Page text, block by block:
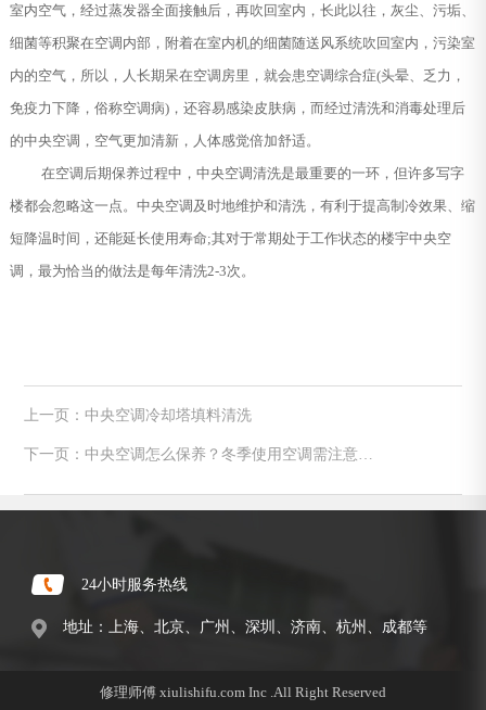
室内空气，经过蒸发器全面接触后，再吹回室内，长此以往，灰尘、污垢、
细菌等积聚在空调内部，附着在室内机的细菌随送风系统吹回室内，污染室
内的空气，所以，人长期呆在空调房里，就会患空调综合症(头晕、乏力，
免疫力下降，俗称空调病)，还容易感染皮肤病，而经过清洗和消毒处理后
的中央空调，空气更加清新，人体感觉倍加舒适。
在空调后期保养过程中，中央空调清洗是最重要的一环，但许多写字
楼都会忽略这一点。中央空调及时地维护和清洗，有利于提高制冷效果、缩
短降温时间，还能延长使用寿命;其对于常期处于工作状态的楼宇中央空
调，最为恰当的做法是每年清洗2-3次。
上一页：中央空调冷却塔填料清洗
下一页：中央空调怎么保养？冬季使用空调需注意这
24小时服务热线
地址：上海、北京、广州、深圳、济南、杭州、成都等
修理师傅 xiulishifu.com Inc .All Right Reserved